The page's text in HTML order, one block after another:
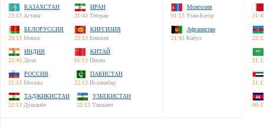
КАЗАХСТАН
23:13 Астана
ИРАН
21:43 Тегеран
БЕЛОРУССИЯ
20:13 Минск
КИРГИЗИЯ
23:13 Бишкек
ИНДИЯ
22:43 Дели
КИТАЙ
01:13 Пекин
РОССИЯ
21:13 Москва
ПАКИСТАН
22:13 Исламабад
ТАДЖИКИСТАН
22:13 Душанбе
УЗБЕКИСТАН
22:13 Ташкент
Монголия
01:13 Улан-Батор
Афганистан
21:43 Кабул